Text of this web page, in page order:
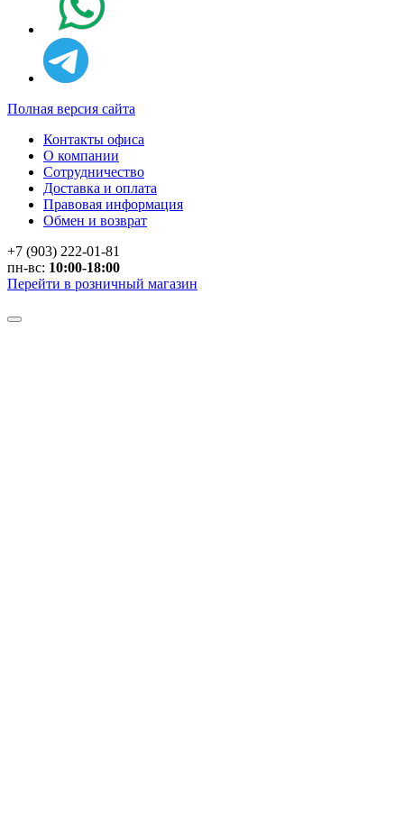
Полная версия сайта
Контакты офиса
О компании
Сотрудничество
Доставка и оплата
Правовая информация
Обмен и возврат
+7 (903) 222-01-81
пн-вс: 10:00-18:00
Перейти в розничный магазин